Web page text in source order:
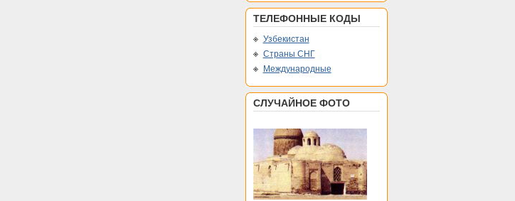
ТЕЛЕФОННЫЕ КОДЫ
Узбекистан
Страны СНГ
Международные
СЛУЧАЙНОЕ ФОТО